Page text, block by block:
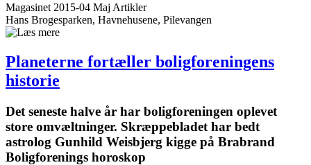
Magasinet 2015-04 Maj Artikler
Hans Brogesparken, Havnehusene, Pilevangen
Planeterne fortæller bolig­foreningens
historie
Det seneste halve år har bolig­foreningen oplevet
store omvæltninger. Skræppe­bladet har bedt
astrolog Gunhild Weisbjerg kigge på Brabrand
Bolig­forenings horoskop